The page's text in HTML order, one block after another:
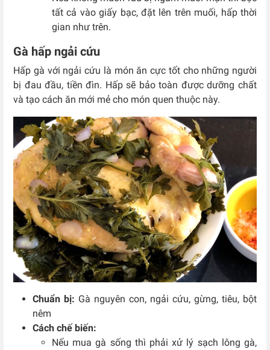
tất cả vào giấy bạc, đặt lên trên muối, hấp thời
gian như trên.
Gà hấp ngải cứu
Hấp gà với ngải cứu là món ăn cực tốt cho những người
bị đau đầu, tiền đìn. Hấp sẽ bảo toàn được dưỡng chất
và tạo cách ăn mới mẻ cho món quen thuộc này.
Chuẩn bị: Gà nguyên con, ngải cứu, gừng, tiêu, bột
nêm
Cách chế biến:
Nếu mua gà sống thì phải xử lý sạch lông gà,